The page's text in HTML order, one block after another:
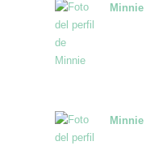
Minnie
Minnie